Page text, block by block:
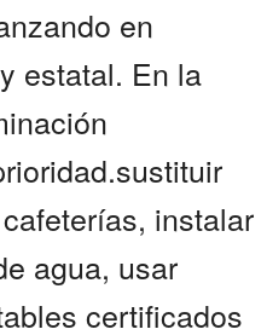
en
estatal. En la
instalar
agua, usar
certificados